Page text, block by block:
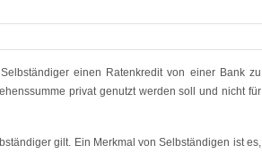
einen Ratenkredit von einer Bank zu
privat genutzt werden soll und nicht für
gilt. Ein Merkmal von Selbständigen ist es,